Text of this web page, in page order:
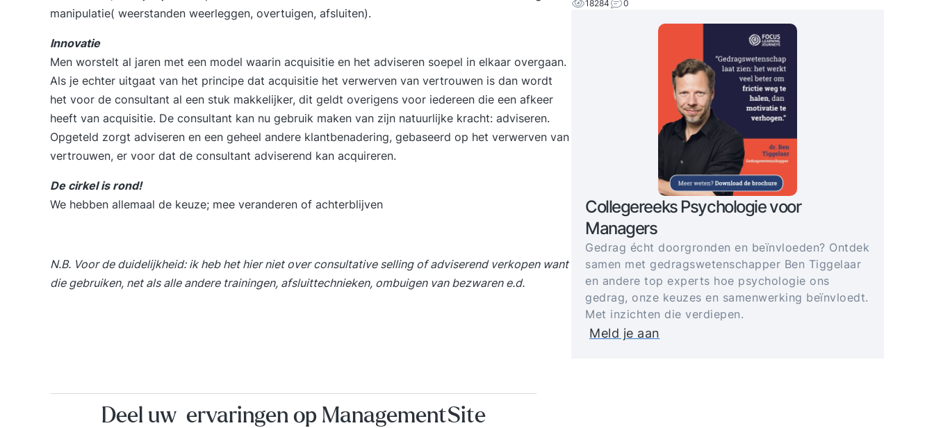
manipulatie( weerstanden weerleggen, overtuigen, afsluiten).
Innovatie
Men worstelt al jaren met een model waarin acquisitie en het adviseren soepel in elkaar overgaan.
Als je echter uitgaat van het principe dat acquisitie het verwerven van vertrouwen is dan wordt
het voor de consultant al een stuk makkelijker, dit geldt overigens voor iedereen die een afkeer
heeft van acquisitie. De consultant kan nu gebruik maken van zijn natuurlijke kracht: adviseren.
Opgeteld zorgt adviseren en een geheel andere klantbenadering, gebaseerd op het verwerven van
vertrouwen, er voor dat de consultant adviserend kan acquireren.
De cirkel is rond!
We hebben allemaal de keuze; mee veranderen of achterblijven
N.B. Voor de duidelijkheid: ik heb het hier niet over consultative selling of adviserend verkopen want
die gebruiken, net als alle andere trainingen, afsluittechnieken, ombuigen van bezwaren e.d.
18284 0
Collegereeks Psychologie voor
Managers
Gedrag écht doorgronden en beïnvloeden? Ontdek
samen met gedragswetenschapper Ben Tiggelaar
en andere top experts hoe psychologie ons
gedrag, onze keuzes en samenwerking beïnvloedt.
Met inzichten die verdiepen.
Meld je aan
Deel uw ervaringen op ManagementSite